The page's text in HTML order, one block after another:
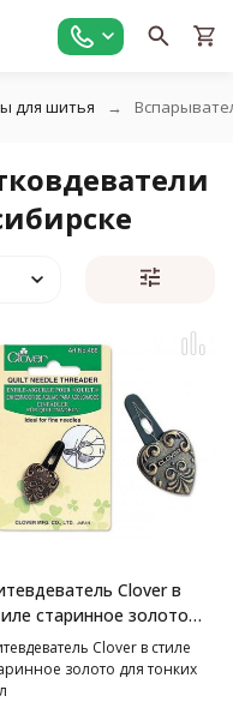
для шитья
Clover в
старинное золото
тонких иглClover в стиле
золото для тонких